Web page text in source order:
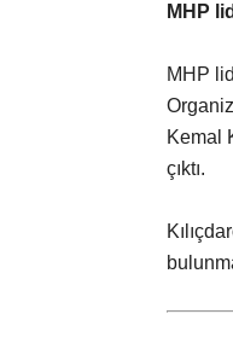
MHP
MHP
Kemal
çıktı.